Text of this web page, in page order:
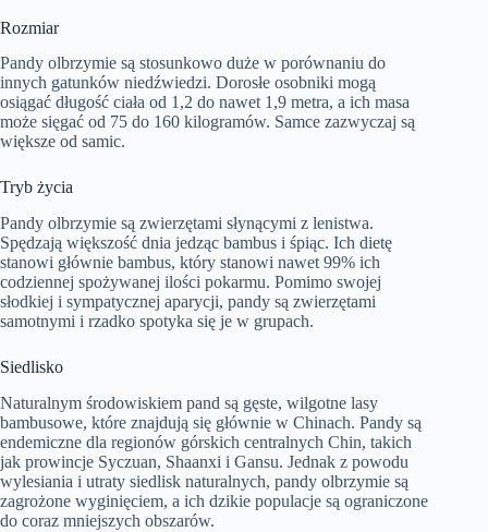
Rozmiar
Pandy olbrzymie są stosunkowo duże w porównaniu do
innych gatunków niedźwiedzi. Dorosłe osobniki mogą
osiągać długość ciała od 1,2 do nawet 1,9 metra, a ich masa
może sięgać od 75 do 160 kilogramów. Samce zazwyczaj są
większe od samic.
Tryb życia
Pandy olbrzymie są zwierzętami słynącymi z lenistwa.
Spędzają większość dnia jedząc bambus i śpiąc. Ich dietę
stanowi głównie bambus, który stanowi nawet 99% ich
codziennej spożywanej ilości pokarmu. Pomimo swojej
słodkiej i sympatycznej aparycji, pandy są zwierzętami
samotnymi i rzadko spotyka się je w grupach.
Siedlisko
Naturalnym środowiskiem pand są gęste, wilgotne lasy
bambusowe, które znajdują się głównie w Chinach. Pandy są
endemiczne dla regionów górskich centralnych Chin, takich
jak prowincje Syczuan, Shaanxi i Gansu. Jednak z powodu
wylesiania i utraty siedlisk naturalnych, pandy olbrzymie są
zagrożone wyginięciem, a ich dzikie populacje są ograniczone
do coraz mniejszych obszarów.